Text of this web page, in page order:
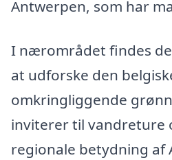
Antwerpen, som har
I nærområdet findes
at udforske den
omkringliggende
inviterer til vandreture
regionale betydning af